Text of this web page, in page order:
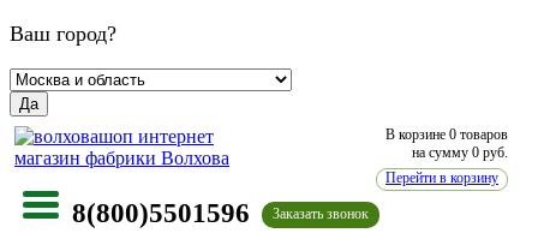
Ваш город?
Да
В корзине 0 товаров
на сумму 0 руб.
Перейти в корзину
8(800)5501596 Заказать звонок